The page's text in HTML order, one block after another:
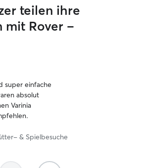
jeglicher Art
teilen ihre
mit Rover –
super einfache
absolut
Varinia
& Spielbesuche